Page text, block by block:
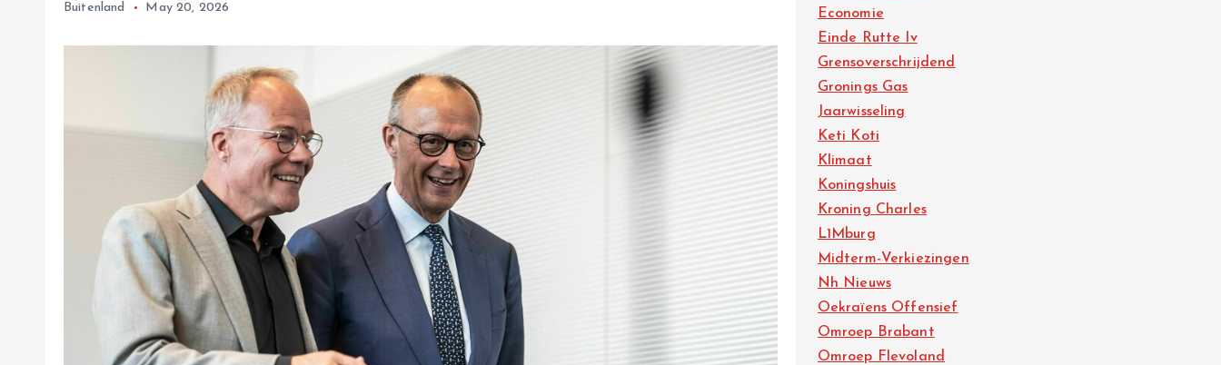
Buitenland May 20, 2026
Economie
Einde Rutte Iv
Grensoverschrijdend
Gronings Gas
Jaarwisseling
Keti Koti
Klimaat
Koningshuis
Kroning Charles
L1Mburg
Midterm-Verkiezingen
Nh Nieuws
Oekraïens Offensief
Omroep Brabant
Omroep Flevoland